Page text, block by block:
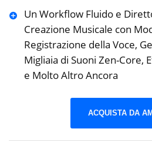
Un Workflow Fluido e
Creazione Musicale con
Registrazione della Voce,
Migliaia di Suoni Zen-Core,
e Molto Altro Ancora
ACQUISTA DA